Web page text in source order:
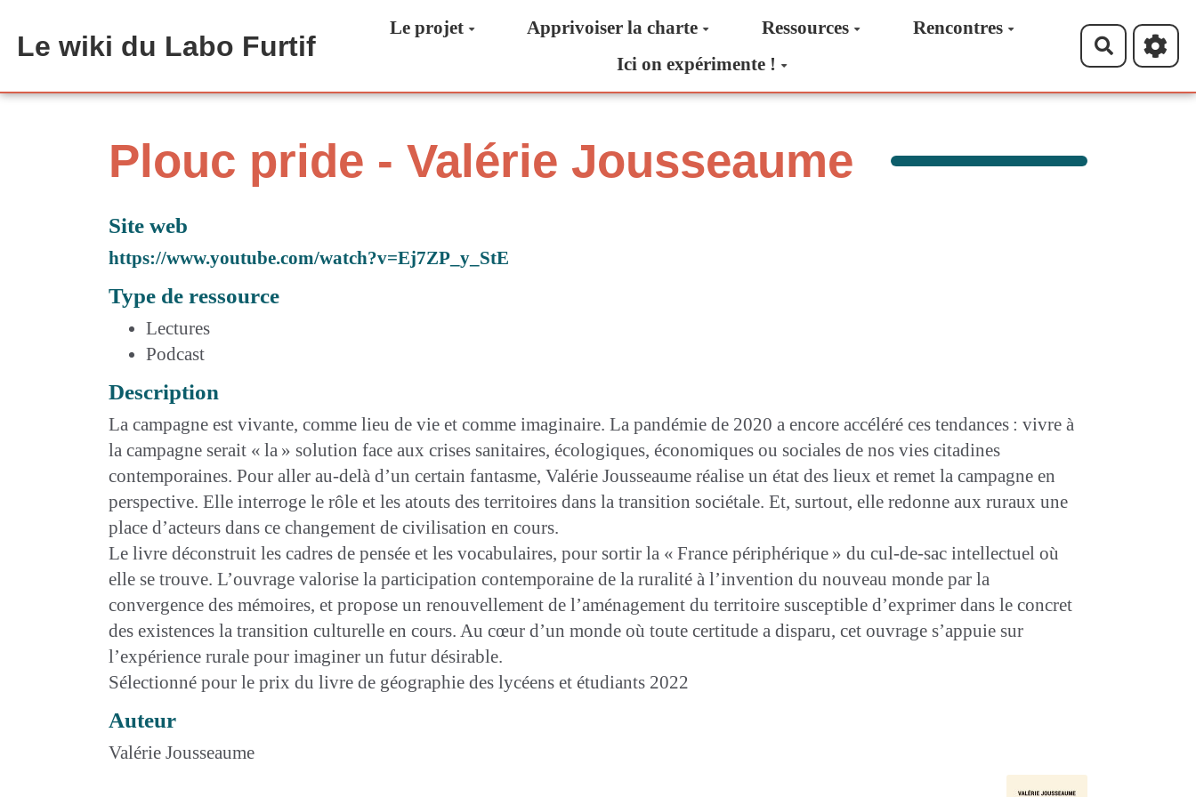
Le wiki du Labo Furtif
Le projet Apprivoiser la charte Ressources
Rencontres
Ici on expérimente !
Plouc pride - Valérie Jousseaume
Site web
https://www.youtube.com/watch?v=Ej7ZP_y_StE
Type de ressource
Lectures
Podcast
Description
La campagne est vivante, comme lieu de vie et comme imaginaire. La pandémie de 2020 a encore accéléré ces tendances : vivre à
la campagne serait « la » solution face aux crises sanitaires, écologiques, économiques ou sociales de nos vies citadines
contemporaines. Pour aller au-delà d’un certain fantasme, Valérie Jousseaume réalise un état des lieux et remet la campagne en
perspective. Elle interroge le rôle et les atouts des territoires dans la transition sociétale. Et, surtout, elle redonne aux ruraux une
place d’acteurs dans ce changement de civilisation en cours.
Le livre déconstruit les cadres de pensée et les vocabulaires, pour sortir la « France périphérique » du ­cul-de-sac intellectuel où
elle se trouve. L’ouvrage valorise la parti­cipation contemporaine de la ruralité à l’invention du nouveau monde par la
convergence des mémoires, et ­propose un renouvellement de l’aménagement du terri­toire susceptible d’exprimer dans le concret
des existences la transition culturelle en cours. Au cœur d’un monde où toute certitude a disparu, cet ouvrage s’appuie sur
l’expérience rurale pour imaginer un futur désirable.
Sélectionné pour le prix du livre de géographie des lycéens et étudiants 2022
Auteur
Valérie Jousseaume